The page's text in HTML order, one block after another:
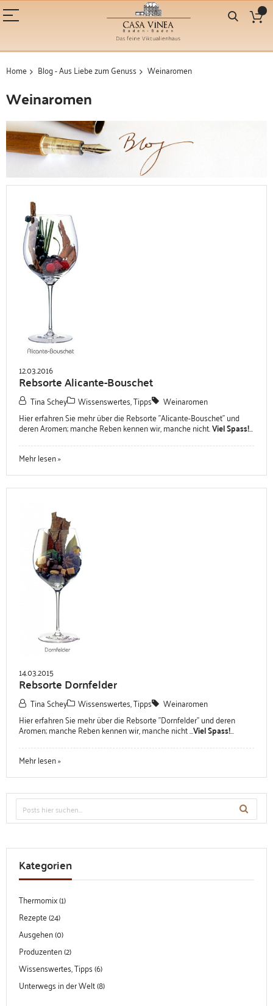
Home Blog - Aus Liebe zum Genuss Weinaromen
Weinaromen
12.03.2016
Rebsorte Alicante-Bouschet
Tina Schey Wissenswertes, Tipps
Weinaromen
Hier erfahren Sie mehr über die Rebsorte "Alicante-Bouschet" und
deren Aromen; manche Reben kennen wir, manche nicht.Viel Spass!...
Mehr lesen »
14.03.2015
Rebsorte Dornfelder
Tina Schey Wissenswertes, Tipps
Weinaromen
Hier erfahren Sie mehr über die Rebsorte "Dornfelder" und deren
Aromen; manche Reben kennen wir, manche nicht ...Viel Spass!...
Mehr lesen »
Kategorien
Thermomix (1)
Rezepte (24)
Ausgehen (0)
Produzenten (2)
Wissenswertes, Tipps (6)
Unterwegs in der Welt (8)